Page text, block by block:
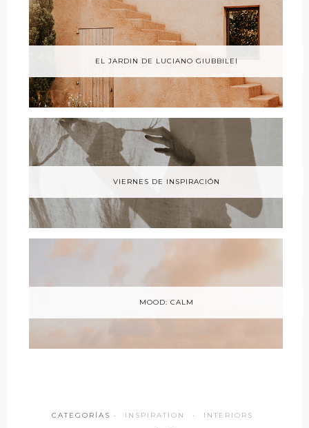
EL JARDIN DE LUCIANO GIUBBILEI
VIERNES DE INSPIRACIÓN
MOOD: CALM
CATEGORÍAS · INSPIRATION · INTERIORS